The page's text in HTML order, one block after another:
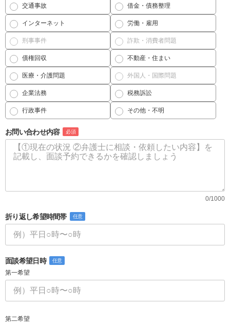
交通事故 借金・債務整理
インターネット 労働・雇用
刑事事件 詐欺・消費者問題
債権回収 不動産・住まい
医療・介護問題 外国人・国際問題
企業法務 税務訴訟
行政事件 その他・不明
お問い合わせ内容 必須
0/1000
折り返し希望時間帯 任意
面談希望日時 任意
第一希望
第二希望